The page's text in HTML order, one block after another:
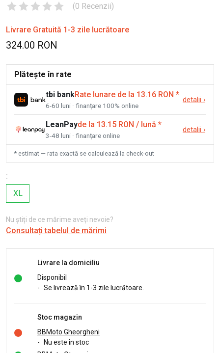
(0 Recenzii)
Livrare Gratuită 1-3 zile lucrătoare
324.00 RON
Plătește în rate
tbi bankRate lunare de la 13.16 RON *
6-60 luni · finanțare 100% online
detalii ›
LeanPayde la 13.15 RON / lună *
3-48 luni · finanțare online
detalii ›
* estimat — rata exactă se calculează la check-out
:
XL
Nu știți de ce mărime aveți nevoie?
Consultați tabelul de mărimi
Livrare la domiciliu
Disponibil
- Se livrează în 1-3 zile lucrătoare.
Stoc magazin
BBMoto Gheorgheni
-
Nu este în stoc